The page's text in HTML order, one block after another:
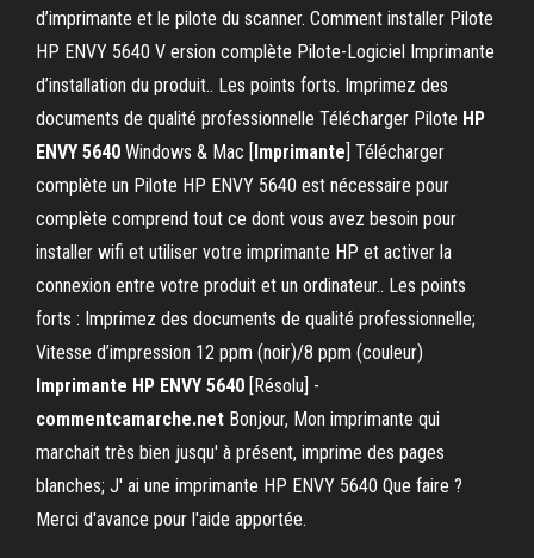
d’imprimante et le pilote du scanner. Comment installer Pilote
HP ENVY 5640 V ersion complète Pilote-Logiciel Imprimante
d’installation du produit.. Les points forts. Imprimez des
documents de qualité professionnelle Télécharger Pilote HP
ENVY 5640 Windows & Mac [Imprimante] Télécharger
complète un Pilote HP ENVY 5640 est nécessaire pour
complète comprend tout ce dont vous avez besoin pour
installer wifi et utiliser votre imprimante HP et activer la
connexion entre votre produit et un ordinateur.. Les points
forts : Imprimez des documents de qualité professionnelle;
Vitesse d’impression 12 ppm (noir)/8 ppm (couleur)
Imprimante HP ENVY 5640 [Résolu] -
commentcamarche.net Bonjour, Mon imprimante qui
marchait très bien jusqu' à présent, imprime des pages
blanches; J' ai une imprimante HP ENVY 5640 Que faire ?
Merci d'avance pour l'aide apportée.